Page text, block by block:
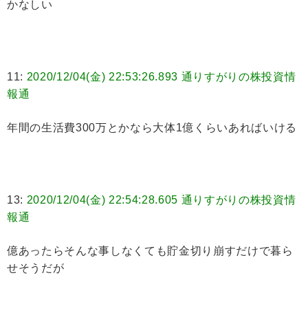
かなしい
11: 2020/12/04(金) 22:53:26.893 通りすがりの株投資情
報通
年間の生活費300万とかなら大体1億くらいあればいける
13: 2020/12/04(金) 22:54:28.605 通りすがりの株投資情
報通
億あったらそんな事しなくても貯金切り崩すだけで暮ら
せそうだが